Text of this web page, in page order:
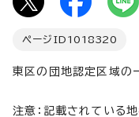
ページID 1018320
東区の団地認定区域の
注意：記載されている